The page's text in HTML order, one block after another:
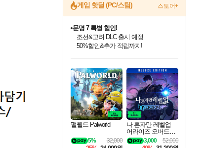
게임 핫딜 (PC/스팀) 스토어+
최대 90% 할인가를 만나보세요!
네이버혜택과 함께 만나보세요!
문명 7 특별 할인!
조선&고려 DLC 출시 예정
50%할인&추가 적립까지!
이니&베니 혜택까지!
네이버 혜택가와 함께 예약하세요!
할인&네이버혜택으로 만나보세요!
네이버페이 혜택과 만나보세요!
40주년 프로모션으로 만나보세요!
네이버 포인트 혜택까지!
할인가에 만나보세요!
일부 에디션 상시 할인!
혜택으로 예약 판매 중
편안하게 충전하세요
팰월드 Palworld
32,000
5%
나 혼자만 레벨업
어라이즈 오버드라
이브 디럭스 에디션
Solo Leveling Arise
52,000
3,000